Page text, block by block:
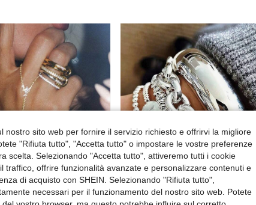
nostro sito web per fornire il servizio richiesto e offrirvi la migliore
"Rifiuta tutto", "Accetta tutto" o impostare le vostre preferenze
scelta. Selezionando "Accetta tutto", attiveremo tutti i cookie
traffico, offrire funzionalità avanzate e personalizzare contenuti e
di acquisto con SHEIN. Selezionando "Rifiuta tutto",
necessari per il funzionamento del nostro sito web. Potete